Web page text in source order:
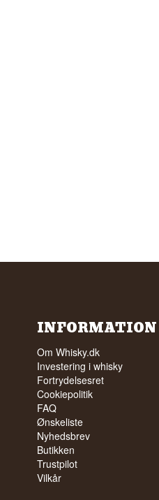
INFORMATION
Om Whisky.dk
Investering i whisky
Fortrydelsesret
Cookiepolitik
FAQ
Ønskeliste
Nyhedsbrev
Butikken
Trustpilot
Vilkår